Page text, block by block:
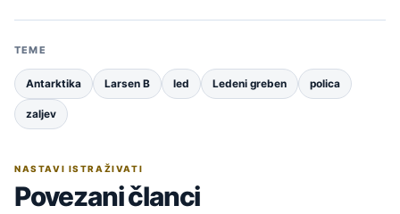
TEME
Antarktika Larsen B led Ledeni greben polica
zaljev
NASTAVI ISTRAŽIVATI
Povezani članci